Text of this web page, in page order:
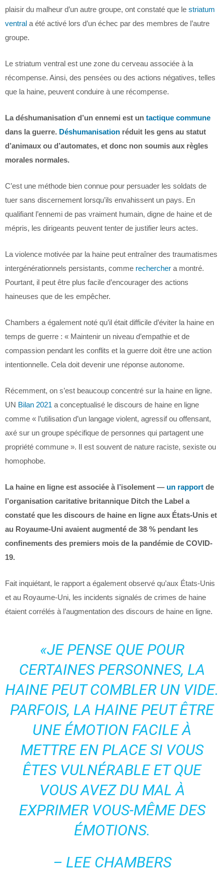
plaisir du malheur d’un autre groupe, ont constaté que le striatum
ventral a été activé lors d’un échec par des membres de l’autre
groupe.
Le striatum ventral est une zone du cerveau associée à la
récompense. Ainsi, des pensées ou des actions négatives, telles
que la haine, peuvent conduire à une récompense.
La déshumanisation d’un ennemi est un tactique commune
dans la guerre. Déshumanisation réduit les gens au statut
d’animaux ou d’automates, et donc non soumis aux règles
morales normales.
C’est une méthode bien connue pour persuader les soldats de
tuer sans discernement lorsqu’ils envahissent un pays. En
qualifiant l’ennemi de pas vraiment humain, digne de haine et de
mépris, les dirigeants peuvent tenter de justifier leurs actes.
La violence motivée par la haine peut entraîner des traumatismes
intergénérationnels persistants, comme rechercher a montré.
Pourtant, il peut être plus facile d’encourager des actions
haineuses que de les empêcher.
Chambers a également noté qu’il était difficile d’éviter la haine en
temps de guerre : « Maintenir un niveau d’empathie et de
compassion pendant les conflits et la guerre doit être une action
intentionnelle. Cela doit devenir une réponse autonome.
Récemment, on s’est beaucoup concentré sur la haine en ligne.
UN Bilan 2021 a conceptualisé le discours de haine en ligne
comme « l’utilisation d’un langage violent, agressif ou offensant,
axé sur un groupe spécifique de personnes qui partagent une
propriété commune ». Il est souvent de nature raciste, sexiste ou
homophobe.
La haine en ligne est associée à l’isolement — un rapport de
l’organisation caritative britannique Ditch the Label a
constaté que les discours de haine en ligne aux États-Unis et
au Royaume-Uni avaient augmenté de 38 % pendant les
confinements des premiers mois de la pandémie de COVID-
19.
Fait inquiétant, le rapport a également observé qu’aux États-Unis
et au Royaume-Uni, les incidents signalés de crimes de haine
étaient corrélés à l’augmentation des discours de haine en ligne.
«JE PENSE QUE POUR
CERTAINES PERSONNES, LA
HAINE PEUT COMBLER UN VIDE.
PARFOIS, LA HAINE PEUT ÊTRE
UNE ÉMOTION FACILE À
METTRE EN PLACE SI VOUS
ÊTES VULNÉRABLE ET QUE
VOUS AVEZ DU MAL À
EXPRIMER VOUS-MÊME DES
ÉMOTIONS.
– LEE CHAMBERS